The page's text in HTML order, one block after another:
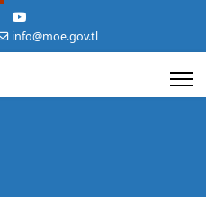
info@moe.gov.tl